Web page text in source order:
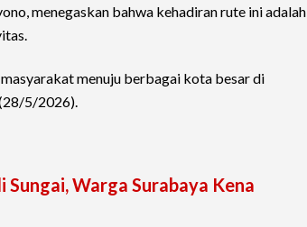
menegaskan bahwa kehadiran rute ini adalah
menuju berbagai kota besar di
5/2026).
Warga Surabaya Kena